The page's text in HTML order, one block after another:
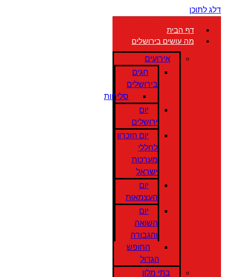
דלג לתוכן
דף הבית
מה עושים בירושלים
אירועים
חגים
בירושלים
סליחות
יום
ירושלים
יום הזכרון
לחללי
מערכות
ישראל
יום
העצמאות
יום
השואה
והגבורה
החופש
הגדול
בתי מלון